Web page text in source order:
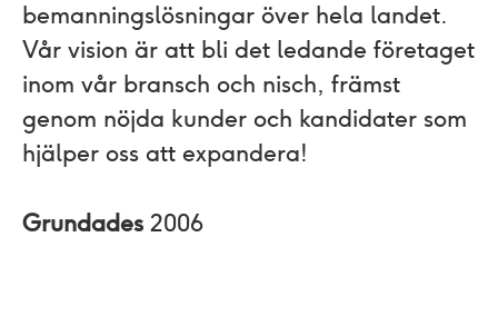
bemanningslösningar över hela landet.
Vår vision är att bli det ledande företaget
inom vår bransch och nisch, främst
genom nöjda kunder och kandidater som
hjälper oss att expandera!
Grundades 2006